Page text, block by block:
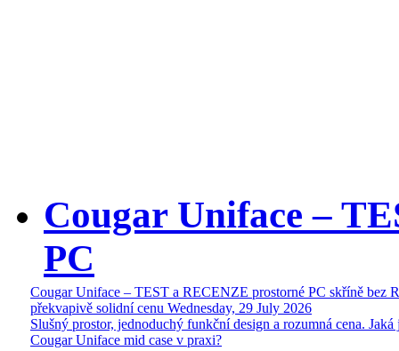
Cougar Uniface –
PC
Cougar Uniface – TEST a RECENZE prostorné PC skříně bez
překvapivě solidní cenu Wednesday, 29 July 2026
Slušný prostor, jednoduchý funkční design a rozumná cena. Jaká
Cougar Uniface mid case v praxi?